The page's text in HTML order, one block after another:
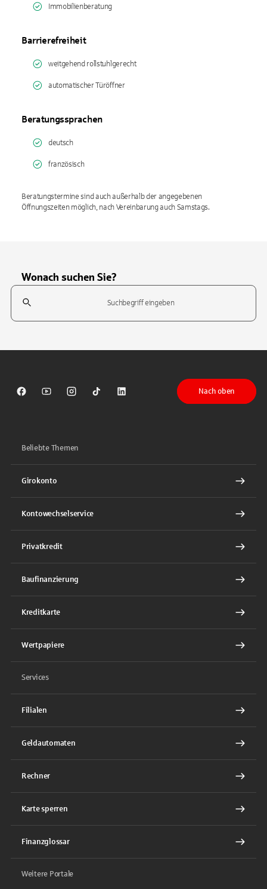
Immobilienberatung
Barrierefreiheit
weitgehend rollstuhlgerecht
automatischer Türöffner
Beratungssprachen
deutsch
französisch
Beratungstermine sind auch außerhalb der angegebenen
Öffnungszeiten möglich, nach Vereinbarung auch Samstags.
Wonach suchen Sie?
Suchfeld
Sparkasse auf Facebook
Sparkasse auf Youtube
Sparkasse auf Instagram
Sparkasse auf TikTok
Sparkasse auf LinkedIn
Nach oben
Beliebte Themen
Girokonto
Kontowechselservice
Privatkredit
Baufinanzierung
Kreditkarte
Wertpapiere
Services
Filialen
Geldautomaten
Rechner
Karte sperren
Finanzglossar
Weitere Portale